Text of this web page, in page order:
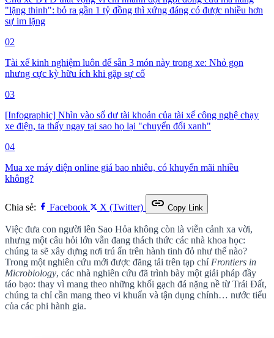
"lặng thinh": bỏ ra gần 1 tỷ đồng thì xứng đáng có được nhiều hơn
sự im lặng
02
Tài xế kinh nghiệm luôn để sẵn 3 món này trong xe: Nhỏ gọn
nhưng cực kỳ hữu ích khi gặp sự cố
03
[Infographic] Nhìn vào số dư tài khoản của tài xế công nghệ chạy
xe điện, ta thấy ngay tại sao họ lại "chuyển đổi xanh"
04
Mua xe máy điện online giá bao nhiêu, có khuyến mãi nhiều
không?
Chia sẻ: Facebook X (Twitter) link Copy Link
Việc đưa con người lên Sao Hỏa không còn là viễn cảnh xa vời,
nhưng một câu hỏi lớn vẫn đang thách thức các nhà khoa học:
chúng ta sẽ xây dựng nơi trú ẩn trên hành tinh đỏ như thế nào?
Trong một nghiên cứu mới được đăng tải trên tạp chí Frontiers in
Microbiology, các nhà nghiên cứu đã trình bày một giải pháp đầy
táo bạo: thay vì mang theo những khối gạch đá nặng nề từ Trái Đất,
chúng ta chỉ cần mang theo vi khuẩn và tận dụng chính… nước tiểu
của các phi hành gia.